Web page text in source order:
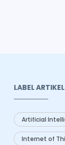
LABEL
Artificial
Internet of